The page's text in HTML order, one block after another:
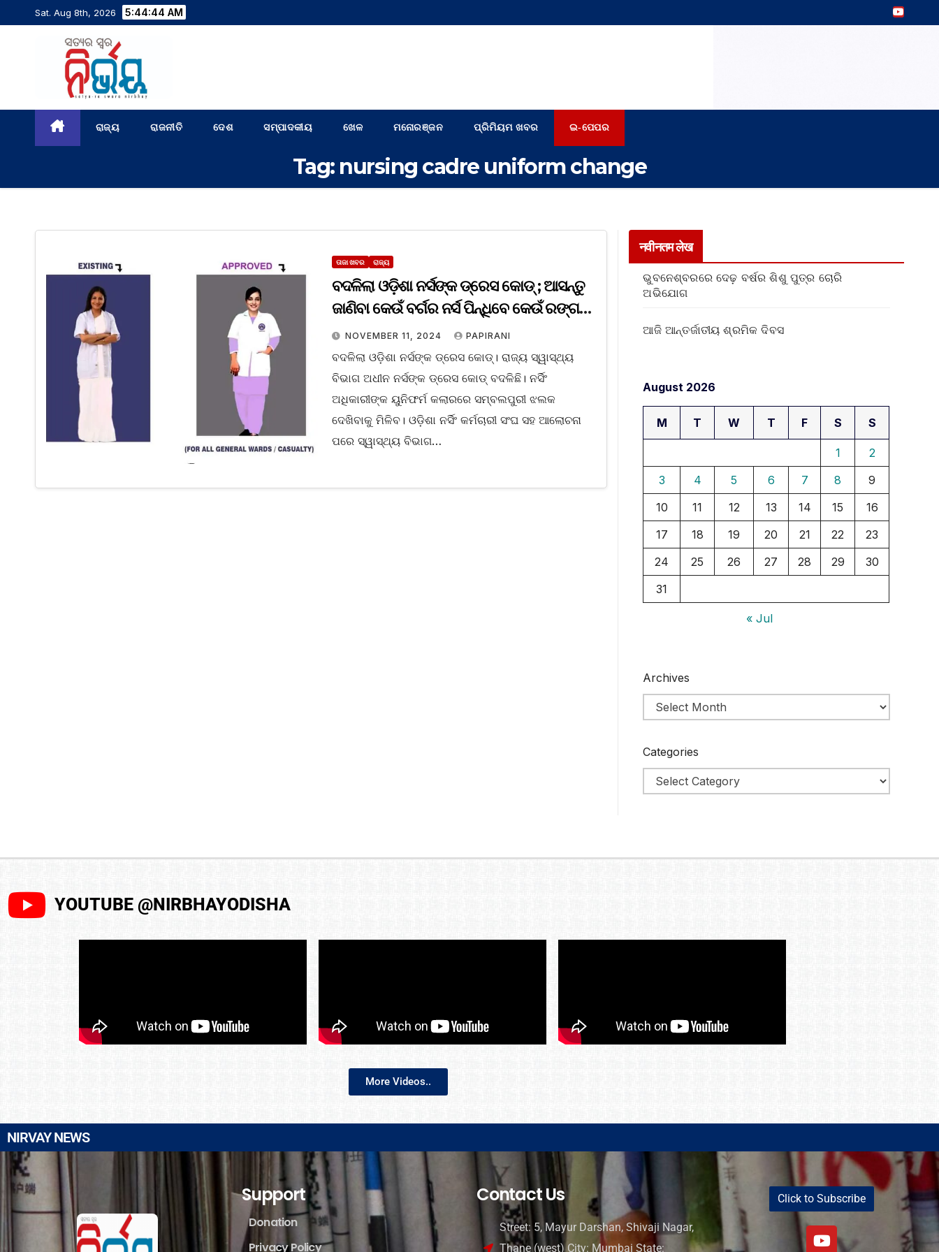
Sat. Aug 8th, 2026 5:44:44 AM
ରାଜ୍ୟ ରାଜନୀତି ଦେଶ ସମ୍ପାଦକୀୟ ଖେଳ ମନୋରଞ୍ଜନ ପ୍ରିମିୟମ ଖବର ଇ-ପେପର
Tag: nursing cadre uniform change
ତାଜା ଖବର ରାଜ୍ୟ
ବଦଳିଲା ଓଡ଼ିଶା ନର୍ସଙ୍କ ଡ୍ରେସ କୋଡ୍‌ ; ଆସନ୍ତୁ
ଜାଣିବା କେଉଁ ବର୍ଗର ନର୍ସ ପିନ୍ଧିବେ କେଉଁ ରଙ୍ଗର
ଡ୍ରେସ କୋଡ୍
NOVEMBER 11, 2024 PAPIRANI
ବଦଳିଲା ଓଡ଼ିଶା ନର୍ସଙ୍କ ଡ୍ରେସ କୋଡ୍‌। ରାଜ୍ୟ ସ୍ୱାସ୍ଥ୍ୟ
ବିଭାଗ ଅଧୀନ ନର୍ସଙ୍କ ଡ୍ରେସ କୋଡ୍ ବଦଳିଛି। ନର୍ସିଂ
ଅଧିକାରୀଙ୍କ ୟୁନିଫର୍ମ କଲାରରେ ସମ୍ବଲପୁରୀ ଝଲକ
ଦେଖିବାକୁ ମିଳିବ। ଓଡ଼ିଶା ନର୍ସିଂ କର୍ମଚାରୀ ସଂଘ ସହ ଆଲୋଚନା
ପରେ ସ୍ୱାସ୍ଥ୍ୟ ବିଭାଗ…
नवीनतम लेख
ଭୁବନେଶ୍ବରରେ ଦେଢ଼ ବର୍ଷର ଶିଶୁ ପୁତ୍ର ଚୋରି
ଅଭିଯୋଗ
ଆଜି ଆନ୍ତର୍ଜାତୀୟ ଶ୍ରମିକ ଦିବସ
August 2026
M T W T F S S
1
2
3
4 5 6 7 8
9
10
11 12 13 14 15
16
17
18 19 20 21 22
23
24
25 26 27 28 29
30
31
« Jul
Archives
Categories
YOUTUBE @NIRBHAYODISHA
More Videos..
NIRVAY NEWS
Support
Donation
Privacy Policy
Contact Us
Street: 5, Mayur Darshan, Shivaji Nagar,
Thane (west) City: Mumbai State:
Click to Subscribe